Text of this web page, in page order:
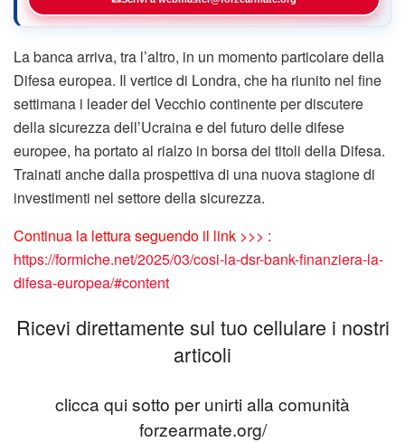
La banca arriva, tra l’altro, in un momento particolare della
Difesa europea. Il vertice di Londra, che ha riunito nel fine
settimana i leader del Vecchio continente per discutere
della sicurezza dell’Ucraina e del futuro delle difese
europee, ha portato al rialzo in borsa dei titoli della Difesa.
Trainati anche dalla prospettiva di una nuova stagione di
investimenti nel settore della sicurezza.
Continua la lettura seguendo il link >>> :
https://formiche.net/2025/03/cosi-la-dsr-bank-finanziera-la-
difesa-europea/#content
Ricevi direttamente sul tuo cellulare i nostri
articoli
clicca qui sotto per unirti alla comunità
forzearmate.org/